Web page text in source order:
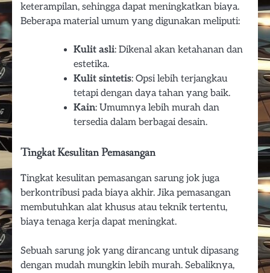
keterampilan, sehingga dapat meningkatkan biaya.
Beberapa material umum yang digunakan meliputi:
Kulit asli: Dikenal akan ketahanan dan
estetika.
Kulit sintetis: Opsi lebih terjangkau
tetapi dengan daya tahan yang baik.
Kain: Umumnya lebih murah dan
tersedia dalam berbagai desain.
Tingkat Kesulitan Pemasangan
Tingkat kesulitan pemasangan sarung jok juga
berkontribusi pada biaya akhir. Jika pemasangan
membutuhkan alat khusus atau teknik tertentu,
biaya tenaga kerja dapat meningkat.
Sebuah sarung jok yang dirancang untuk dipasang
dengan mudah mungkin lebih murah. Sebaliknya,